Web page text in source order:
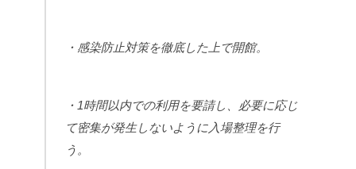
・感染防止対策を徹底した上で開館。
・1時間以内での利用を要請し、必要に応じ
て密集が発生しないように入場整理を行
う。